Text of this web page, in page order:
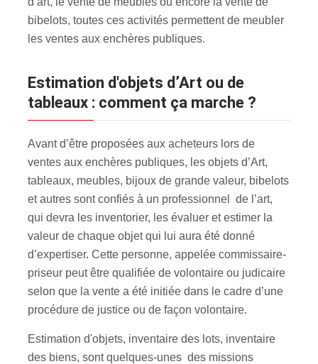
bibelots, toutes ces activités permettent de meubler
les ventes aux enchères publiques.
estimation d'objets d’Art ou de
tableaux : comment ça marche ?
Avant d’être proposées aux acheteurs lors de
ventes aux enchères publiques, les objets d’Art,
tableaux, meubles, bijoux de grande valeur, bibelots
et autres sont confiés à un professionnel de l’art,
qui devra les inventorier, les évaluer et estimer la
valeur de chaque objet qui lui aura été donné
d’expertiser. Cette personne, appelée commissaire-
priseur peut être qualifiée de volontaire ou judicaire
selon que la vente a été initiée dans le cadre d’une
procédure de justice ou de façon volontaire.
Estimation d'objets, inventaire des lots, inventaire
des biens, sont quelques-unes des missions